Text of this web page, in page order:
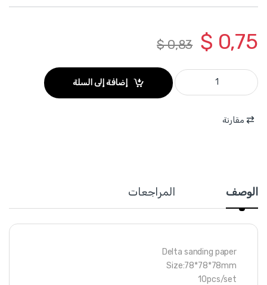
$ 0,75
$0,83
WMA8K03 - برداغ 10 قطع لزوم جهاز متعدد الاستعمالات WADFOW quantity
إضافة إلى السلة
مقارنة
الوصف المراجعات
Delta sanding paper
Size:78*78*78mm
10pcs/set